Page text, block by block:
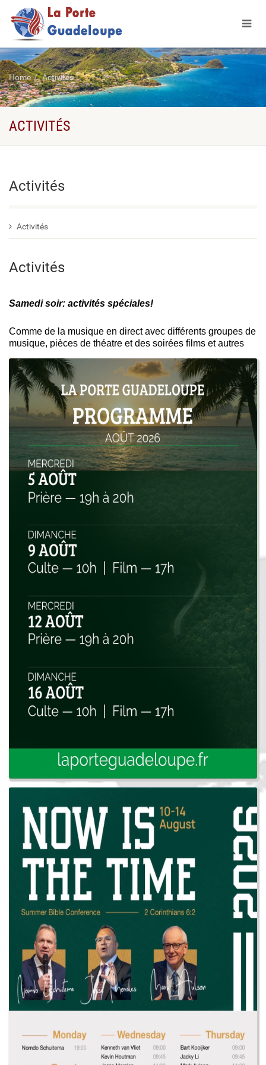
Home Activités
ACTIVITÉS
Activités
Activités
Activités
Samedi soir: activités spéciales!
Comme de la musique en direct avec différents groupes de
musique, pièces de théatre et des soirées films et autres